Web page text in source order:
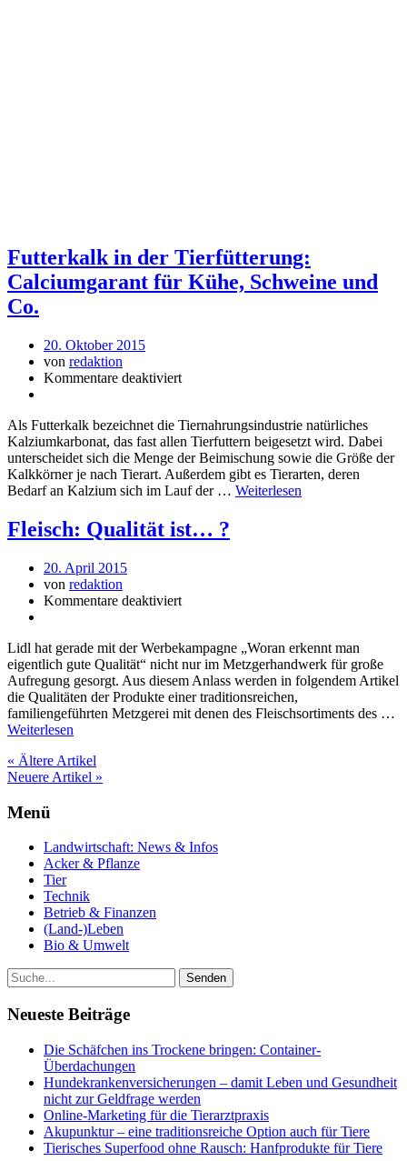
Futterkalk in der Tierfütterung:
Calciumgarant für Kühe, Schweine und
Co.
20. Oktober 2015
von redaktion
Kommentare deaktiviert
Als Futterkalk bezeichnet die Tiernahrungsindustrie natürliches
Kalziumkarbonat, das fast allen Tierfuttern beigesetzt wird. Dabei
unterscheidet sich die Menge der Beimischung sowie die Größe der
Kalkkörner je nach Tierart. Außerdem gibt es Tierarten, deren
Bedarf an Kalzium sich im Lauf der … Weiterlesen
Fleisch: Qualität ist… ?
20. April 2015
von redaktion
Kommentare deaktiviert
Lidl hat gerade mit der Werbekampagne „Woran erkennt man
eigentlich gute Qualität“ nicht nur im Metzgerhandwerk für große
Aufregung gesorgt. Aus diesem Anlass werden in folgendem Artikel
die Qualitäten der Produkte einer traditionsreichen,
familiengeführten Metzgerei mit denen des Fleischsortiments des …
Weiterlesen
« Ältere Artikel
Neuere Artikel »
Menü
Landwirtschaft: News & Infos
Acker & Pflanze
Tier
Technik
Betrieb & Finanzen
(Land-)Leben
Bio & Umwelt
Neueste Beiträge
Die Schäfchen ins Trockene bringen: Container-
Überdachungen
Hundekrankenversicherungen – damit Leben und Gesundheit
nicht zur Geldfrage werden
Online-Marketing für die Tierarztpraxis
Akupunktur – eine traditionsreiche Option auch für Tiere
Tierisches Superfood ohne Rausch: Hanfprodukte für Tiere